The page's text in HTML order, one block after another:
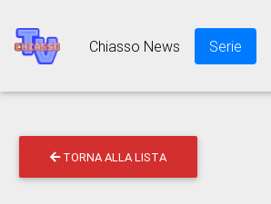
Chiasso News Serie
TORNA ALLA LISTA